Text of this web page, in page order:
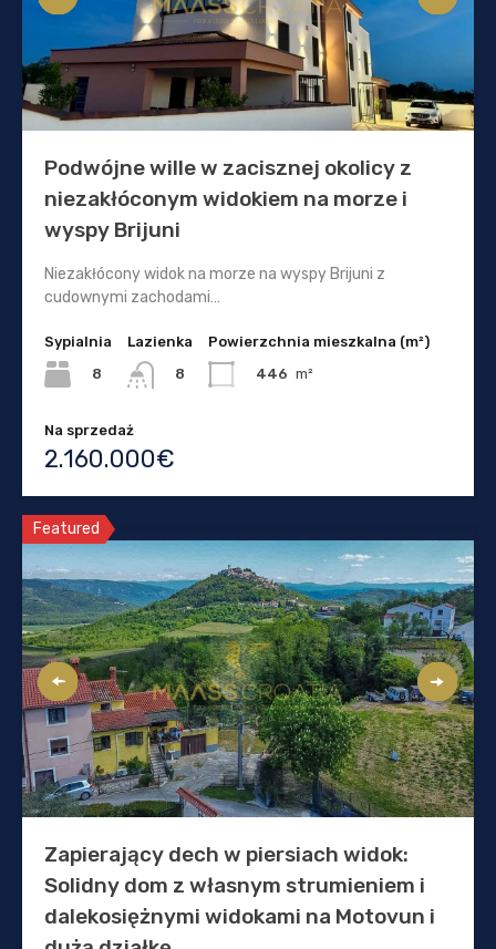
Podwójne wille w zacisznej okolicy z
niezakłóconym widokiem na morze i
wyspy Brijuni
Niezakłócony widok na morze na wyspy Brijuni z
cudownymi zachodami…
Sypialnia
8
Lazienka
8
Powierzchnia mieszkalna (m²)
446 m²
Na sprzedaż
2.160.000€
Featured
Zapierający dech w piersiach widok:
Solidny dom z własnym strumieniem i
dalekosiężnymi widokami na Motovun i